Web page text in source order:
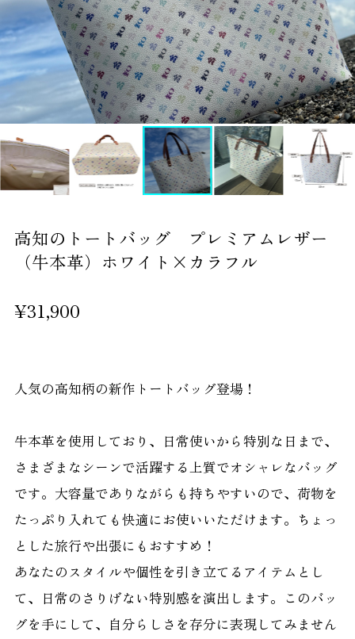
高知のトートバッグ プレミアムレザー
（牛本革）ホワイト×カラフル
¥31,900
人気の高知柄の新作トートバッグ登場！
牛本革を使用しており、日常使いから特別な日まで、
さまざまなシーンで活躍する上質でオシャレなバッグ
です。大容量でありながらも持ちやすいので、荷物を
たっぷり入れても快適にお使いいただけます。ちょっ
とした旅行や出張にもおすすめ！
あなたのスタイルや個性を引き立てるアイテムとし
て、日常のさりげない特別感を演出します。このバッ
グを手にして、自分らしさを存分に表現してみません